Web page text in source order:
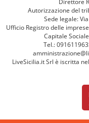
Direttore
Autorizzazione del
Sede legale:
Ufficio Registro delle
Capitale
Tel.:
LiveSicilia.it Srl è iscritta